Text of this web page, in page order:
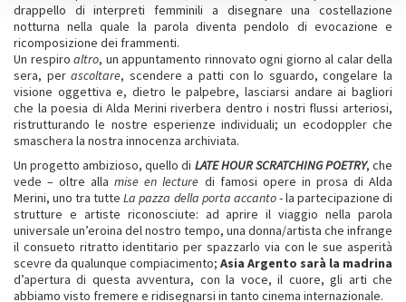
drappello di interpreti femminili a disegnare una costellazione
notturna nella quale la parola diventa pendolo di evocazione e
ricomposizione dei frammenti.
Un respiro altro, un appuntamento rinnovato ogni giorno al calar della
sera, perascoltare, scendere a patti con lo sguardo, congelare la
visione oggettiva e, dietro le palpebre, lasciarsi andare ai bagliori
che la poesia di Alda Merini riverbera dentro i nostri flussi arteriosi,
ristrutturando le nostre esperienze individuali; un ecodoppler che
smaschera la nostra innocenza archiviata.
Un progetto ambizioso, quello di LATE HOUR SCRATCHING POETRY, che
vede – oltre allamise en lecture di famosi opere in prosa di Alda
Merini, uno tra tutteLa pazza della porta accanto- la partecipazione di
strutture e artiste riconosciute: ad aprire il viaggio nella parola
universale un’eroina del nostro tempo, una donna/artista che infrange
il consueto ritratto identitario per spazzarlo via con le sue asperità
scevre da qualunque compiacimento; Asia Argento sarà la madrina
d’apertura di questa avventura, con la voce, il cuore, gli arti che
abbiamo visto fremere e ridisegnarsi in tanto cinema internazionale.